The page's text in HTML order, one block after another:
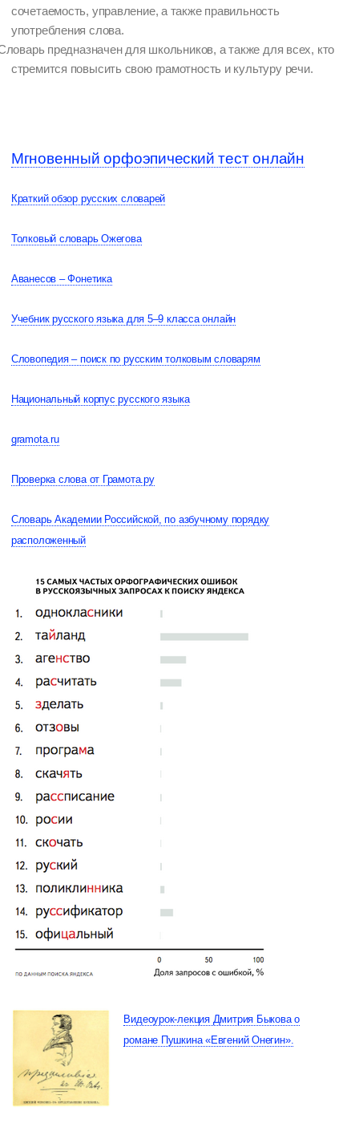
сочетаемость, управление, а также правильность
употребления слова.
предназначен для школьников, а также для всех, кто
стремится повысить свою грамотность и культуру речи.
Мгновенный орфоэпический тест онлайн
Краткий обзор русских словарей
Толковый словарь Ожегова
Аванесов – Фонетика
Учебник русского языка для 5–9 класса онлайн
Словопедия – поиск по русским толковым словарям
Национальный корпус русского языка
gramota.ru
Проверка слова от Грамота.ру
Словарь Академии Российской, по азбучному порядку
расположенный
Видеоурок-лекция Дмитрия Быкова о
романе Пушкина «Евгений Онегин».